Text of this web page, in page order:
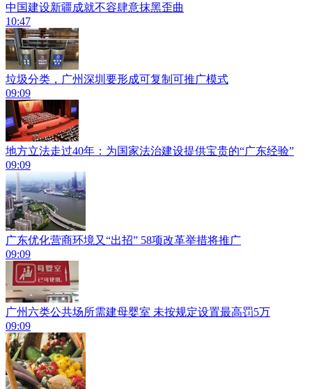
中国建设新疆成就不容肆意抹黑歪曲
10:47
垃圾分类，广州深圳要形成可复制可推广模式
09:09
地方立法走过40年：为国家法治建设提供宝贵的“广东经验”
09:09
广东优化营商环境又“出招” 58项改革举措将推广
09:09
广州六类公共场所需建母婴室 未按规定设置最高罚5万
09:09